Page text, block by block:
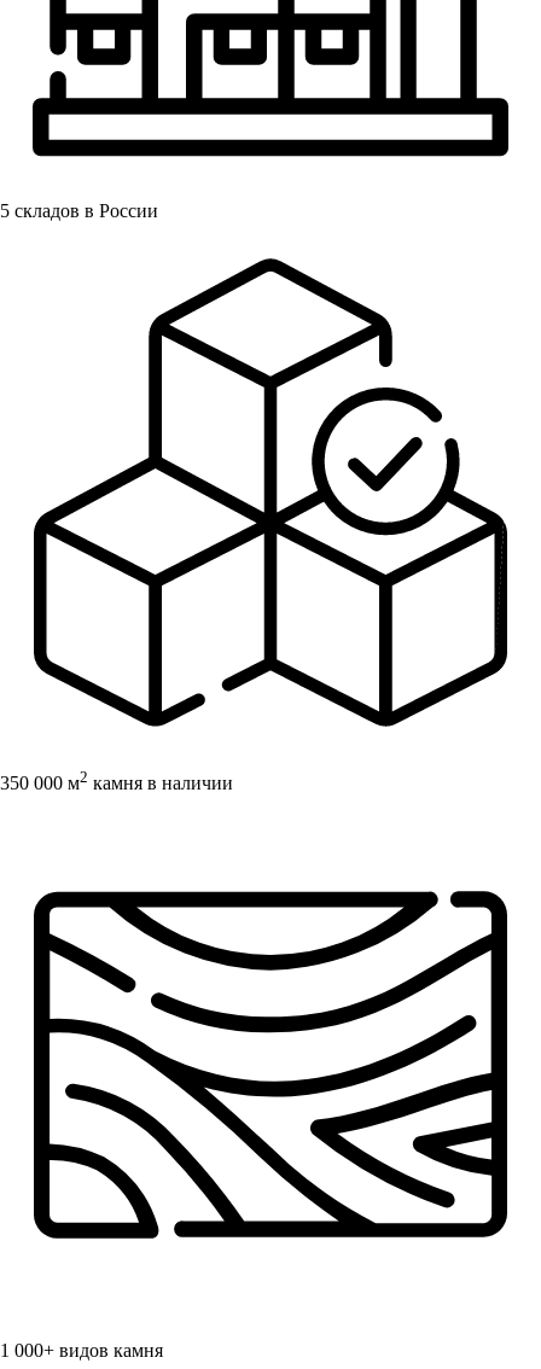
5 складов в России
350 000 м2 камня в наличии
1 000+ видов камня